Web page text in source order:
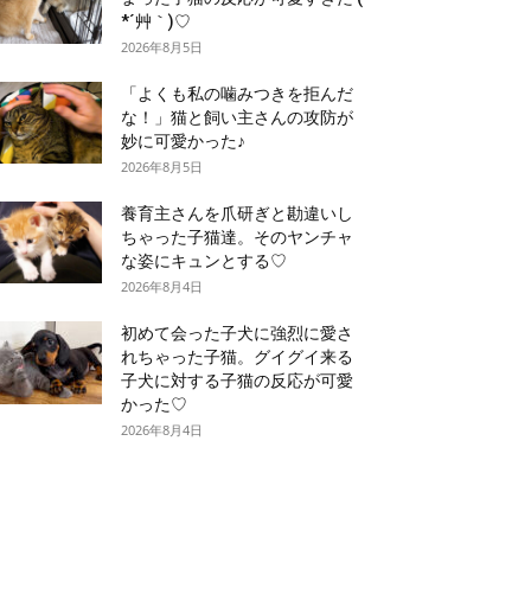
*´艸｀)♡
2026年8月5日
「よくも私の噛みつきを拒んだ
な！」猫と飼い主さんの攻防が
妙に可愛かった♪
2026年8月5日
養育主さんを爪研ぎと勘違いし
ちゃった子猫達。そのヤンチャ
な姿にキュンとする♡
2026年8月4日
初めて会った子犬に強烈に愛さ
れちゃった子猫。グイグイ来る
子犬に対する子猫の反応が可愛
かった♡
2026年8月4日